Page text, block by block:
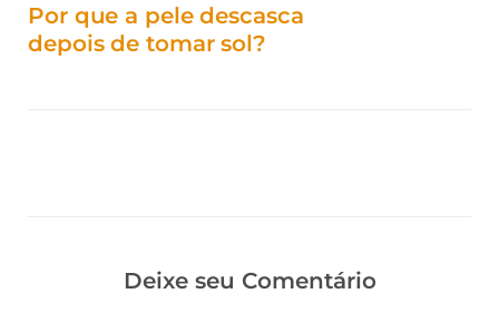
Por que a pele descasca
depois de tomar sol?
Deixe seu Comentário